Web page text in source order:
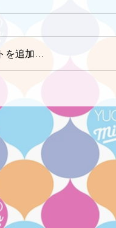
を追加…